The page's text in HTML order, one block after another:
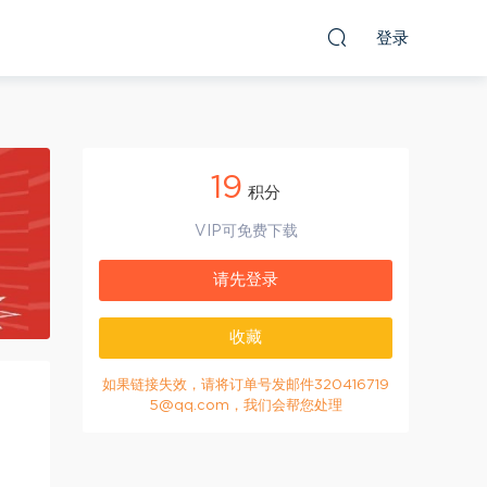
登录
19 积分
VIP可免费下载
请先登录
收藏
如果链接失效，请将订单号发邮件320416719
5@qq.com，我们会帮您处理